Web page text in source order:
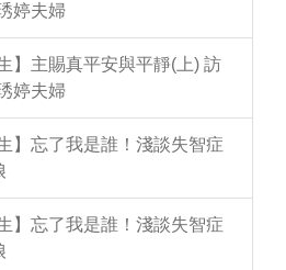
婷夫婦
】主賜真平安與平靜(上) 訪
婷夫婦
】忘了我是誰！淺談失智症
】忘了我是誰！淺談失智症